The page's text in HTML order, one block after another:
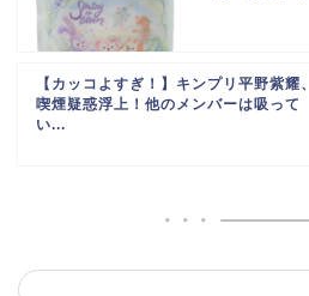
【カッコよすぎ！】キンプリ平野紫耀、
喫煙疑惑浮上！他のメンバーは吸って
い...